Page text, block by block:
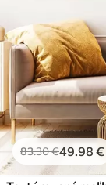
83.30€49.98 €